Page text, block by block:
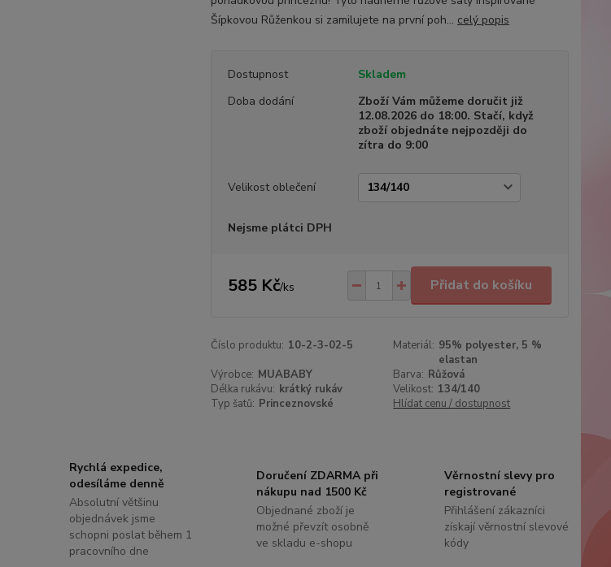
Šípkovou Růženkou si zamilujete na první poh... celý popis
Dostupnost
Skladem
Doba dodání
Zboží Vám můžeme doručit již
12.08.2026 do 18:00. Stačí, když
zboží objednáte nejpozději do
zítra do 9:00
Velikost oblečení
Nejsme plátci DPH
585 Kč/ks Přidat do košíku
Číslo produktu: 10-2-3-02-5 Materiál: 95% polyester, 5 %
elastan
Výrobce: MUABABY Barva: Růžová
Délka rukávu: krátký rukáv Velikost: 134/140
Typ šatů: Princeznovské Hlídat cenu / dostupnost
Rychlá expedice,
odesíláme denně
Absolutní většinu
objednávek jsme
schopni poslat během 1
pracovního dne
Doručení ZDARMA při
nákupu nad 1500 Kč
Objednané zboží je
možné převzít osobně
ve skladu e-shopu
Věrnostní slevy pro
registrované
Přihlášení zákazníci
získají věrnostní slevové
kódy